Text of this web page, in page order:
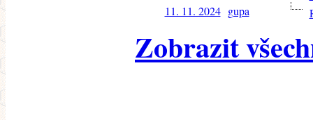
11. 11. 2024 gupa
Zobrazit